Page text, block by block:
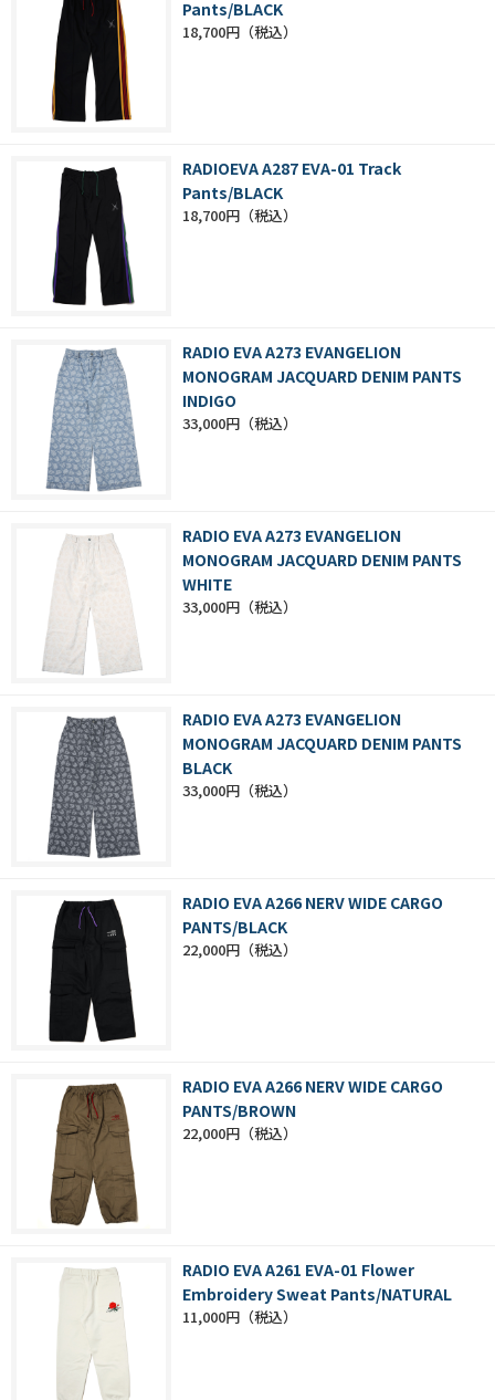
Pants/BLACK
18,700円
RADIOEVA A287 EVA-01 Track
Pants/BLACK
18,700円
RADIO EVA A273 EVANGELION
MONOGRAM JACQUARD DENIM PANTS
INDIGO
33,000円
RADIO EVA A273 EVANGELION
MONOGRAM JACQUARD DENIM PANTS
WHITE
33,000円
RADIO EVA A273 EVANGELION
MONOGRAM JACQUARD DENIM PANTS
BLACK
33,000円
RADIO EVA A266 NERV WIDE CARGO
PANTS/BLACK
22,000円
RADIO EVA A266 NERV WIDE CARGO
PANTS/BROWN
22,000円
RADIO EVA A261 EVA-01 Flower
Embroidery Sweat Pants/NATURAL
11,000円